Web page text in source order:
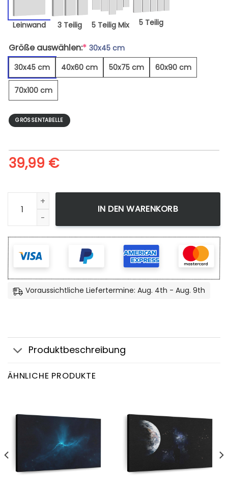
Leinwand 3 Teilig 5 Teilig Mix 5 Teilig
Größe auswählen:* 30x45 cm
30x45 cm
40x60 cm 50x75 cm 60x90 cm
70x100 cm
GRÖSSENTABELLE
39,99 €
Mars Der Rote Planet - Leinwandbild Menge
IN DEN WARENKORB
Voraussichtliche Liefertermine: Aug. 4th - Aug. 9th
Produktbeschreibung
ÄHNLICHE PRODUKTE